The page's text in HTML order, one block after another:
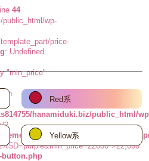
44
: Undefined
"min_price"
in
hanamiduki.biz/public_html/
themes/wp_hanamiduki/template_part/
button.php
public_html/wp-
price-
?
Red系
Yellow系